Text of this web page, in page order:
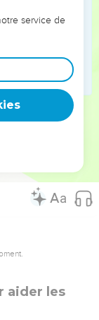
Dieu.
les apôtres, ils
de parler au
joyeux
pour le nom
maisons, ils ne
aider les
service de